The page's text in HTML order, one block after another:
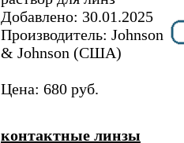
Добавлено: 30.01.2025
Производитель: Johnson
& Johnson (США)
Цена: 680 руб.
контактные линзы